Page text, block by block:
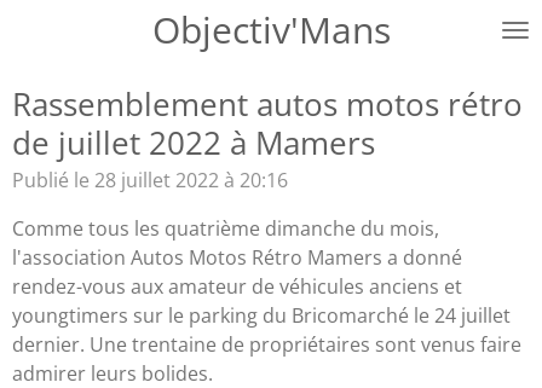
principal
Objectiv'Mans
Rassemblement autos motos rétro
de juillet 2022 à Mamers
Publié le 28 juillet 2022 à 20:16
Comme tous les quatrième dimanche du mois,
l'association Autos Motos Rétro Mamers a donné
rendez-vous aux amateur de véhicules anciens et
youngtimers sur le parking du Bricomarché le 24 juillet
dernier. Une trentaine de propriétaires sont venus faire
admirer leurs bolides.